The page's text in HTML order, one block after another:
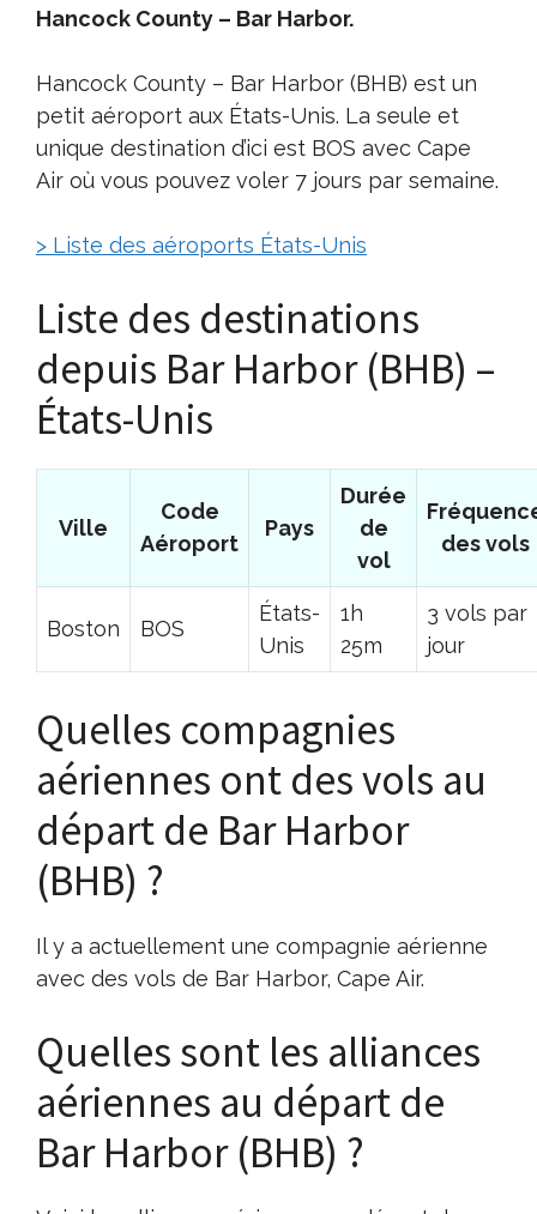
Hancock County – Bar Harbor.
Hancock County – Bar Harbor (BHB) est un
petit aéroport aux États-Unis. La seule et
unique destination d’ici est BOS avec Cape
Air où vous pouvez voler 7 jours par semaine.
> Liste des aéroports États-Unis
Liste des destinations
depuis Bar Harbor (BHB) –
États-Unis
Ville
Code
Aéroport
Pays
Durée
de
vol
des vols
Boston BOS
États-
Unis
1h
25m
3 vols par
jour
Quelles compagnies
aériennes ont des vols au
départ de Bar Harbor
(BHB) ?
Il y a actuellement une compagnie aérienne
avec des vols de Bar Harbor, Cape Air.
Quelles sont les alliances
aériennes au départ de
Bar Harbor (BHB) ?